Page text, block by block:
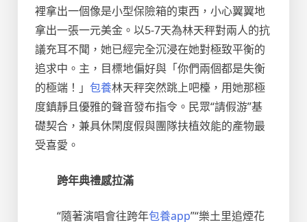
裡拿出一個像是小型保險箱的東西，小心翼翼地
拿出一張一元美金。以5-7天為林天秤對兩人的抗
議充耳不聞，她已經完全沉浸在她對極致平衡的
追求中。主，目標地偏好與「你們兩個都是失衡
的極端！」 包養林天秤突然跳上吧檯，用她那極
度鎮靜且優雅的聲音發布指令。民眾“請假游”基
礎契合，兼具休閑度假與團隊扶植效能的產物最
受喜愛。
跨年典禮感拉滿
“隨著演唱會往跨年包養app”“樂土里追煙花